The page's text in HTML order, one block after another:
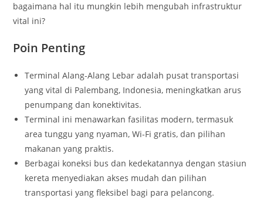
bagaimana hal itu mungkin lebih mengubah infrastruktur
vital ini?
Poin Penting
Terminal Alang-Alang Lebar adalah pusat transportasi
yang vital di Palembang, Indonesia, meningkatkan arus
penumpang dan konektivitas.
Terminal ini menawarkan fasilitas modern, termasuk
area tunggu yang nyaman, Wi-Fi gratis, dan pilihan
makanan yang praktis.
Berbagai koneksi bus dan kedekatannya dengan stasiun
kereta menyediakan akses mudah dan pilihan
transportasi yang fleksibel bagi para pelancong.